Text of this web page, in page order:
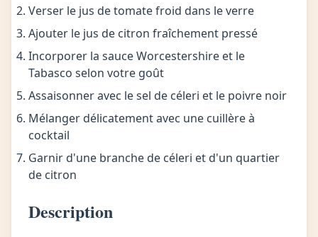
Verser le jus de tomate froid dans le verre
Ajouter le jus de citron fraîchement pressé
Incorporer la sauce Worcestershire et le
Tabasco selon votre goût
Assaisonner avec le sel de céleri et le poivre noir
Mélanger délicatement avec une cuillère à
cocktail
Garnir d'une branche de céleri et d'un quartier
de citron
Description